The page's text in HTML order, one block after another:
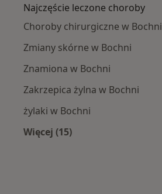
Najczęście leczone choroby
Choroby chirurgiczne w Bochni
Zmiany skórne w Bochni
Znamiona w Bochni
Zakrzepica żylna w Bochni
żylaki w Bochni
Więcej (15)